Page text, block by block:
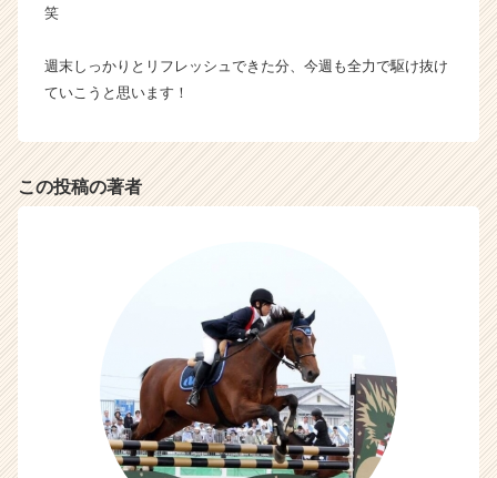
笑
週末しっかりとリフレッシュできた分、今週も全力で駆け抜け
ていこうと思います！
この投稿の著者